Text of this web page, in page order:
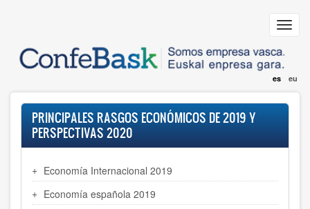
principal
es eu
PRINCIPALES RASGOS ECONÓMICOS DE 2019 Y
PERSPECTIVAS 2020
Economía Internacional 2019
Economía española 2019